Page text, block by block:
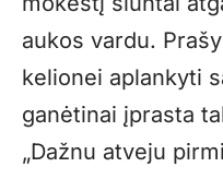
aukos vardu.
kelionei aplankyti
ganėtinai įprasta
„Dažnu atveju